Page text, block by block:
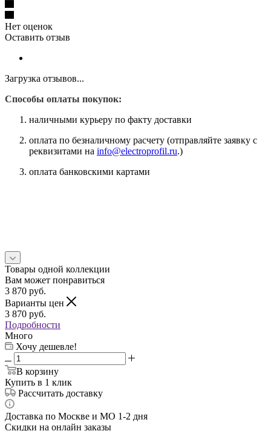
Нет оценок
Оставить отзыв
Загрузка отзывов...
Способы оплаты покупок:
наличными курьеру по факту доставки
оплата по безналичному расчету (отправляйте заявку с
реквизитами на info@electroprofil.ru.)
оплата банковскими картами
Товары одной коллекции
Вам может понравиться
3 870 руб.
Варианты цен
3 870 руб.
Подробности
Много
Хочу дешевле!
В корзину
Купить в 1 клик
Рассчитать доставку
Доставка по Москве и МО 1-2 дня
Скидки на онлайн заказы